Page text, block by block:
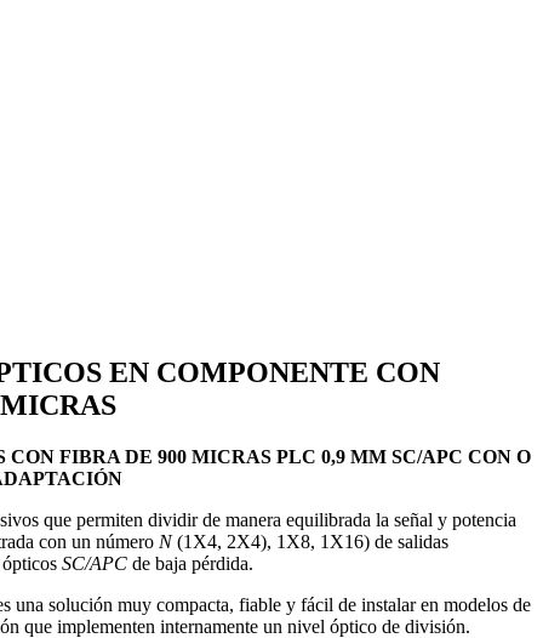
EN COMPONENTE CON
CON FIBRA DE 900 MICRAS PLC 0,9 MM SC/APC CON O
que permiten dividir de manera equilibrada la señal y potencia
con un número N(1X4, 2X4), 1X8, 1X16) de salidas
SC/APC de baja pérdida.
una solución muy compacta, fiable y fácil de instalar en modelos de
que implementen internamente un nivel óptico de división.